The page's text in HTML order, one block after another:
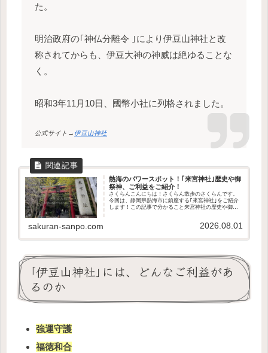
た。
明治政府の｢神仏分離令 ｣により伊豆山神社と改
称されてからも、伊豆大神の神威は絶ゆることな
く。
昭和3年11月10日、國幣小社に列格されました。
公式サイト→ 伊豆山神社
熱海のパワースポット！｢来宮神社｣歴史や御
祭神、ご利益をご紹介！
さくらんこんにちは！さくらん散歩のさくらんです。
今回は、静岡県熱海市に鎮座する｢來宮神社｣をご紹介
します！この記事で分かること来宮神社の歴史や御祭
sakuran-sanpo.com 2026.08.01
｢伊豆山神社｣には、どんなご利益があ
るのか
強運守護
福徳和合